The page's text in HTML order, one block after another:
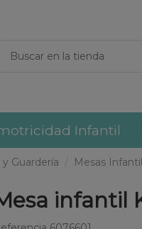
Infantil
Guardería Mesas
infantil